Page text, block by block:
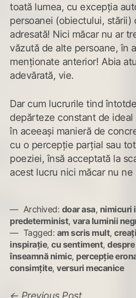
toată lumea, cu excepția
persoanei (obiectului, stării)
adresată! Nici măcar nu ar
văzută de alte persoane, în
menționate anterior! Abia
adevărată, vie.
Dar cum lucrurile tind
depărteze constant de ideal
în aceeași manieră de
cu o percepție parțial sau
poeziei, însă acceptată la
acest lucru nici măcar nu
Archived: doar asa, nimicuri
predeterminist, vara luminii
Tagged: am scris mult,
inspirație, cu sentiment,
înseamnă nimic, percepție
consimțite, versuri mecanice
Previous